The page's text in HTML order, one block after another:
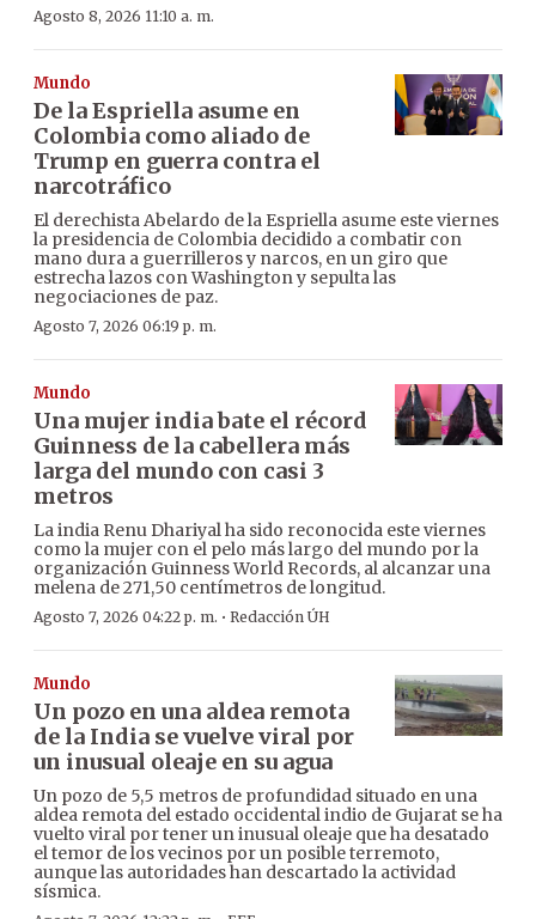
Agosto 8, 2026 11:10 a. m.
Mundo
De la Espriella asume en
Colombia como aliado de
Trump en guerra contra el
narcotráfico
El derechista Abelardo de la Espriella asume este viernes
la presidencia de Colombia decidido a combatir con
mano dura a guerrilleros y narcos, en un giro que
estrecha lazos con Washington y sepulta las
negociaciones de paz.
Agosto 7, 2026 06:19 p. m.
Mundo
Una mujer india bate el récord
Guinness de la cabellera más
larga del mundo con casi 3
metros
La india Renu Dhariyal ha sido reconocida este viernes
como la mujer con el pelo más largo del mundo por la
organización Guinness World Records, al alcanzar una
melena de 271,50 centímetros de longitud.
Agosto 7, 2026 04:22 p. m. · Redacción ÚH
Mundo
Un pozo en una aldea remota
de la India se vuelve viral por
un inusual oleaje en su agua
Un pozo de 5,5 metros de profundidad situado en una
aldea remota del estado occidental indio de Gujarat se ha
vuelto viral por tener un inusual oleaje que ha desatado
el temor de los vecinos por un posible terremoto,
aunque las autoridades han descartado la actividad
sísmica.